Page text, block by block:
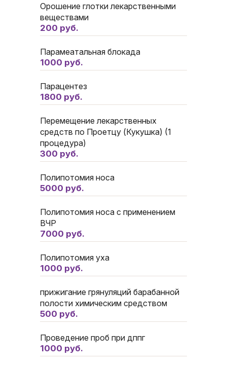
Орошение глотки лекарственными
веществами
200 руб.
Парамеатальная блокада
1000 руб.
Парацентез
1800 руб.
Перемещение лекарственных
средств по Проетцу (Кукушка) (1
процедура)
300 руб.
Полипотомия носа
5000 руб.
Полипотомия носа с применением
ВЧР
7000 руб.
Полипотомия уха
1000 руб.
прижигание грянуляций барабанной
полости химическим средством
500 руб.
Проведение проб при дппг
1000 руб.